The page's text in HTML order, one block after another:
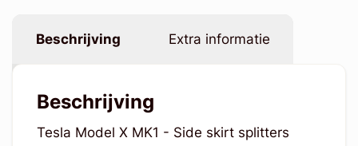
Beschrijving Extra informatie
Beschrijving
Tesla Model X MK1 - Side skirt splitters